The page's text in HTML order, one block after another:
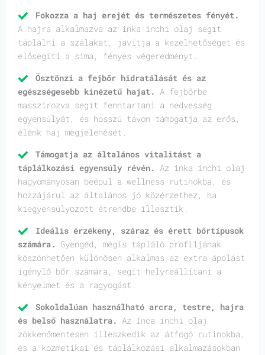
Fokozza a haj erejét és természetes fényét.
A hajra alkalmazva az inka inchi olaj segít
táplálni a szálakat, javítja a kezelhetőséget és
elősegíti a sima, fényes végeredményt.
Ösztönzi a fejbőr hidratálását és az
egészségesebb kinézetű hajat. A fejbőrbe
masszírozva segít fenntartani a nedvesség
egyensúlyát, és hosszú távon támogatja az erős,
élénk haj megjelenését.
Támogatja az általános vitalitást a
táplálkozási egyensúly révén. Az inka inchi olaj
hagyományosan beépül a wellness rutinokba, és
hozzájárul az általános jó közérzethez, ha
kiegyensúlyozott étrendbe illesztik.
Ideális érzékeny, száraz és érett bőrtípusok
számára. Gyengéd, mégis tápláló profiljának
köszönhetően különösen alkalmas az extra ápolást
igénylő bőr számára, segít helyreállítani a
kényelmet és a ragyogást.
Sokoldalúan használható arcra, testre, hajra
és belső használatra. Az Inca inchi olaj
zökkenőmentesen illeszkedik az átfogó rutinokba,
és a kozmetikai és táplálkozási alkalmazásokban